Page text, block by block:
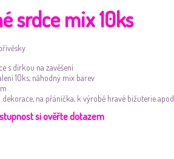
srdce mix 10ks
s dírkou na zavěšení
10ks, náhodný mix barev
na přáníčka, k výrobě hravé bižuterie apod.
si ověřte dotazem